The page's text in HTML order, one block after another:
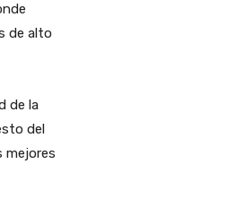
de alto
de la
del
mejores